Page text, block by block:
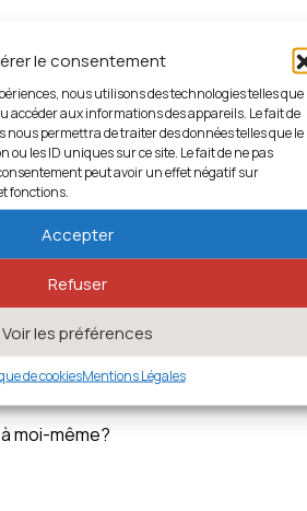
le consentement
nous utilisons des technologies telles que
accéder aux informations des appareils. Le fait de
nous permettra de traiter des données telles que le
ou les ID uniques sur ce site. Le fait de ne pas
peut avoir un effet négatif sur
fonctions.
Accepter
Refuser
Voir les préférences
de cookiesMentions Légales
Leaflet| ©OpenStreetMap
culture/assos/
moi-même?